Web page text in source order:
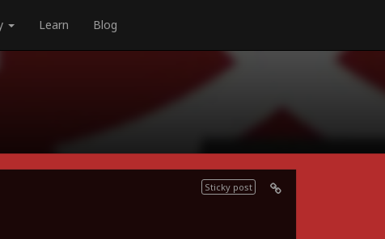
Learn Blog
Sticky post